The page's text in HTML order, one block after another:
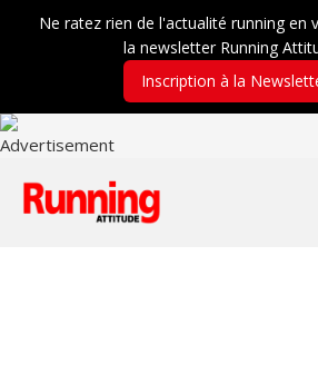
Ne ratez rien de l'actualité running en
la newsletter Running
Inscription à la